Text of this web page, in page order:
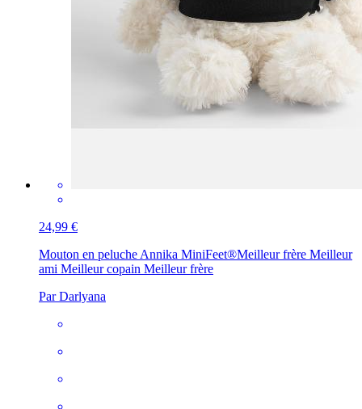
24,99 €
Mouton en peluche Annika MiniFeet®Meilleur frère Meilleur
ami Meilleur copain Meilleur frère
Par Darlyana